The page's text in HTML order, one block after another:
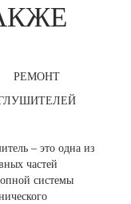
РЕМОНТ
– это одна из
частей
системы